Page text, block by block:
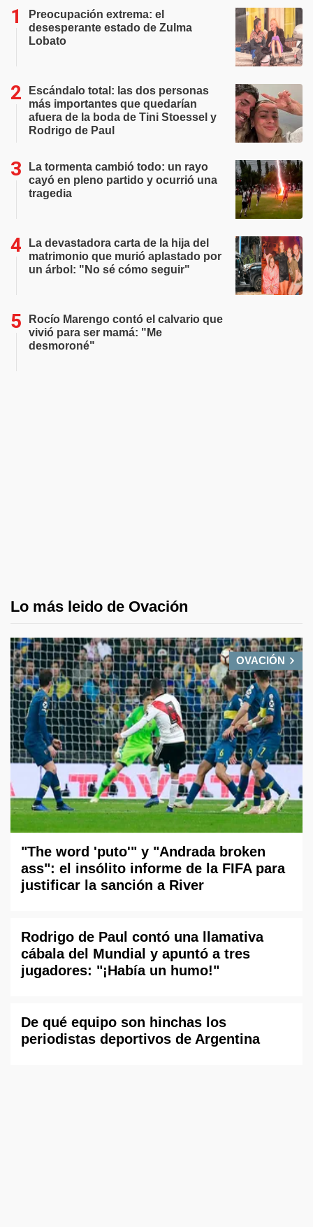
Preocupación extrema: el
desesperante estado de Zulma
Lobato
Escándalo total: las dos personas
más importantes que quedarían
afuera de la boda de Tini Stoessel y
Rodrigo de Paul
La tormenta cambió todo: un rayo
cayó en pleno partido y ocurrió una
tragedia
La devastadora carta de la hija del
matrimonio que murió aplastado por
un árbol: "No sé cómo seguir"
Rocío Marengo contó el calvario que
vivió para ser mamá: "Me
desmoroné"
Lo más leido de Ovación
OVACIÓN
"The word 'puto'" y "Andrada broken
ass": el insólito informe de la FIFA para
justificar la sanción a River
Rodrigo de Paul contó una llamativa
cábala del Mundial y apuntó a tres
jugadores: "¡Había un humo!"
De qué equipo son hinchas los
periodistas deportivos de Argentina